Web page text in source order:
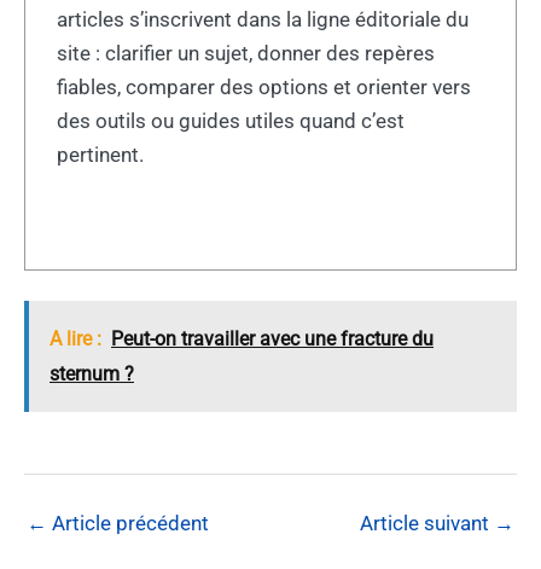
articles s’inscrivent dans la ligne éditoriale du
site : clarifier un sujet, donner des repères
fiables, comparer des options et orienter vers
des outils ou guides utiles quand c’est
pertinent.
A lire : Peut-on travailler avec une fracture du
sternum ?
← Article précédent Article suivant →